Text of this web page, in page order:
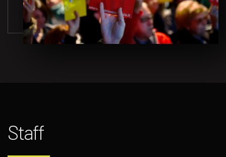
Staff